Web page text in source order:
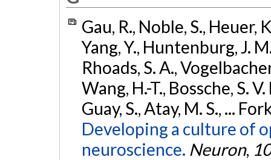
Gau, R., Noble, S., Heuer,
Yang, Y., Huntenburg, J.
Rhoads, S. A.,
Wang, H.-T., Bossche, S.
Guay, S., Atay, M. S., ...
Developing a culture of
neuroscience. Neuron,